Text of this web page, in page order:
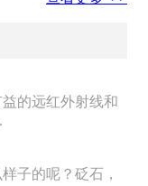
的远红外射线和
子的呢？砭石，